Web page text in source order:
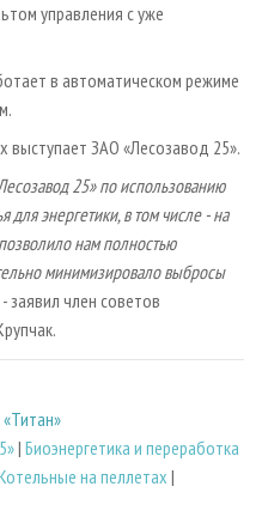
управления с уже
в автоматическом режиме
ЗАО «Лесозавод 25».
25» по использованию
для энергетики, в том числе - на
нам полностью
минимизировало выбросы
- заявил член советов
| Биoэнергетика и переработка
на пеллетах|